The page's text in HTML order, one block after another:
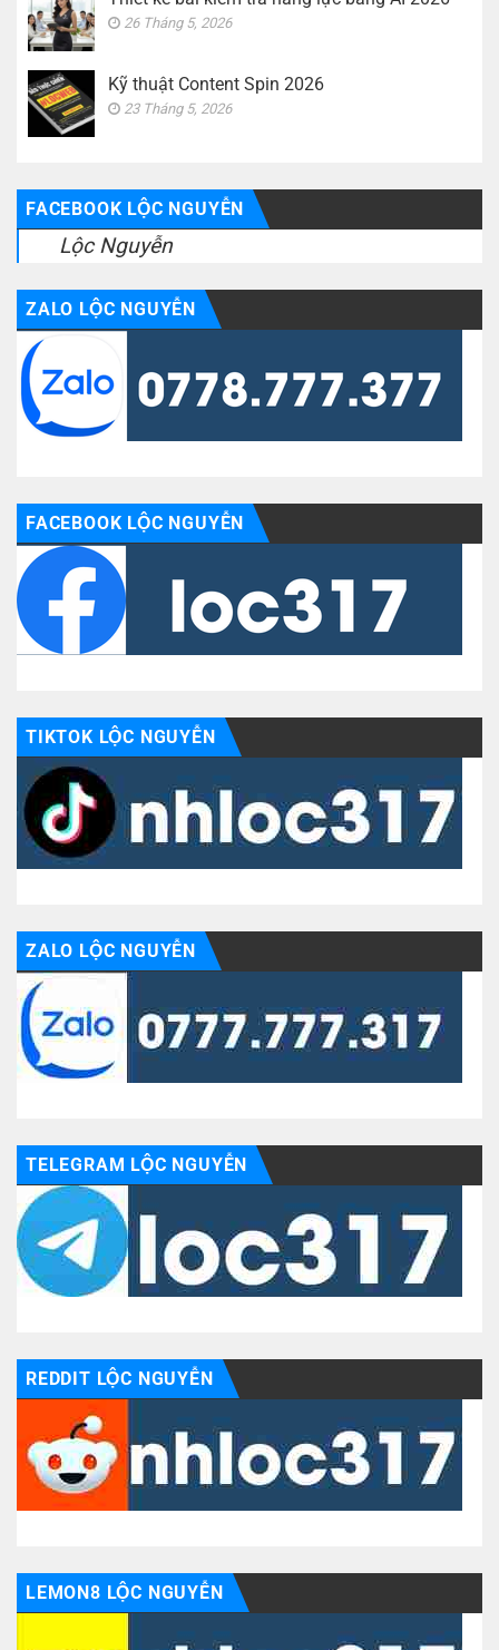
26 Tháng 5, 2026
Kỹ thuật Content Spin 2026
23 Tháng 5, 2026
FACEBOOK LỘC NGUYỄN
Lộc Nguyễn
ZALO LỘC NGUYỄN
FACEBOOK LỘC NGUYỄN
TIKTOK LỘC NGUYỄN
ZALO LỘC NGUYỄN
TELEGRAM LỘC NGUYỄN
REDDIT LỘC NGUYỄN
LEMON8 LỘC NGUYỄN